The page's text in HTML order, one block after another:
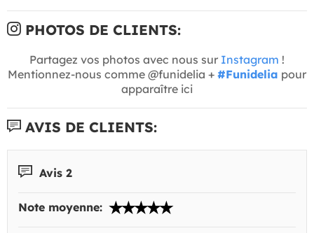
PHOTOS DE CLIENTS:
Partagez vos photos avec nous sur Instagram !
Mentionnez-nous comme @funidelia + #Funidelia pour
apparaître ici
AVIS DE CLIENTS:
Avis 2
Note moyenne: